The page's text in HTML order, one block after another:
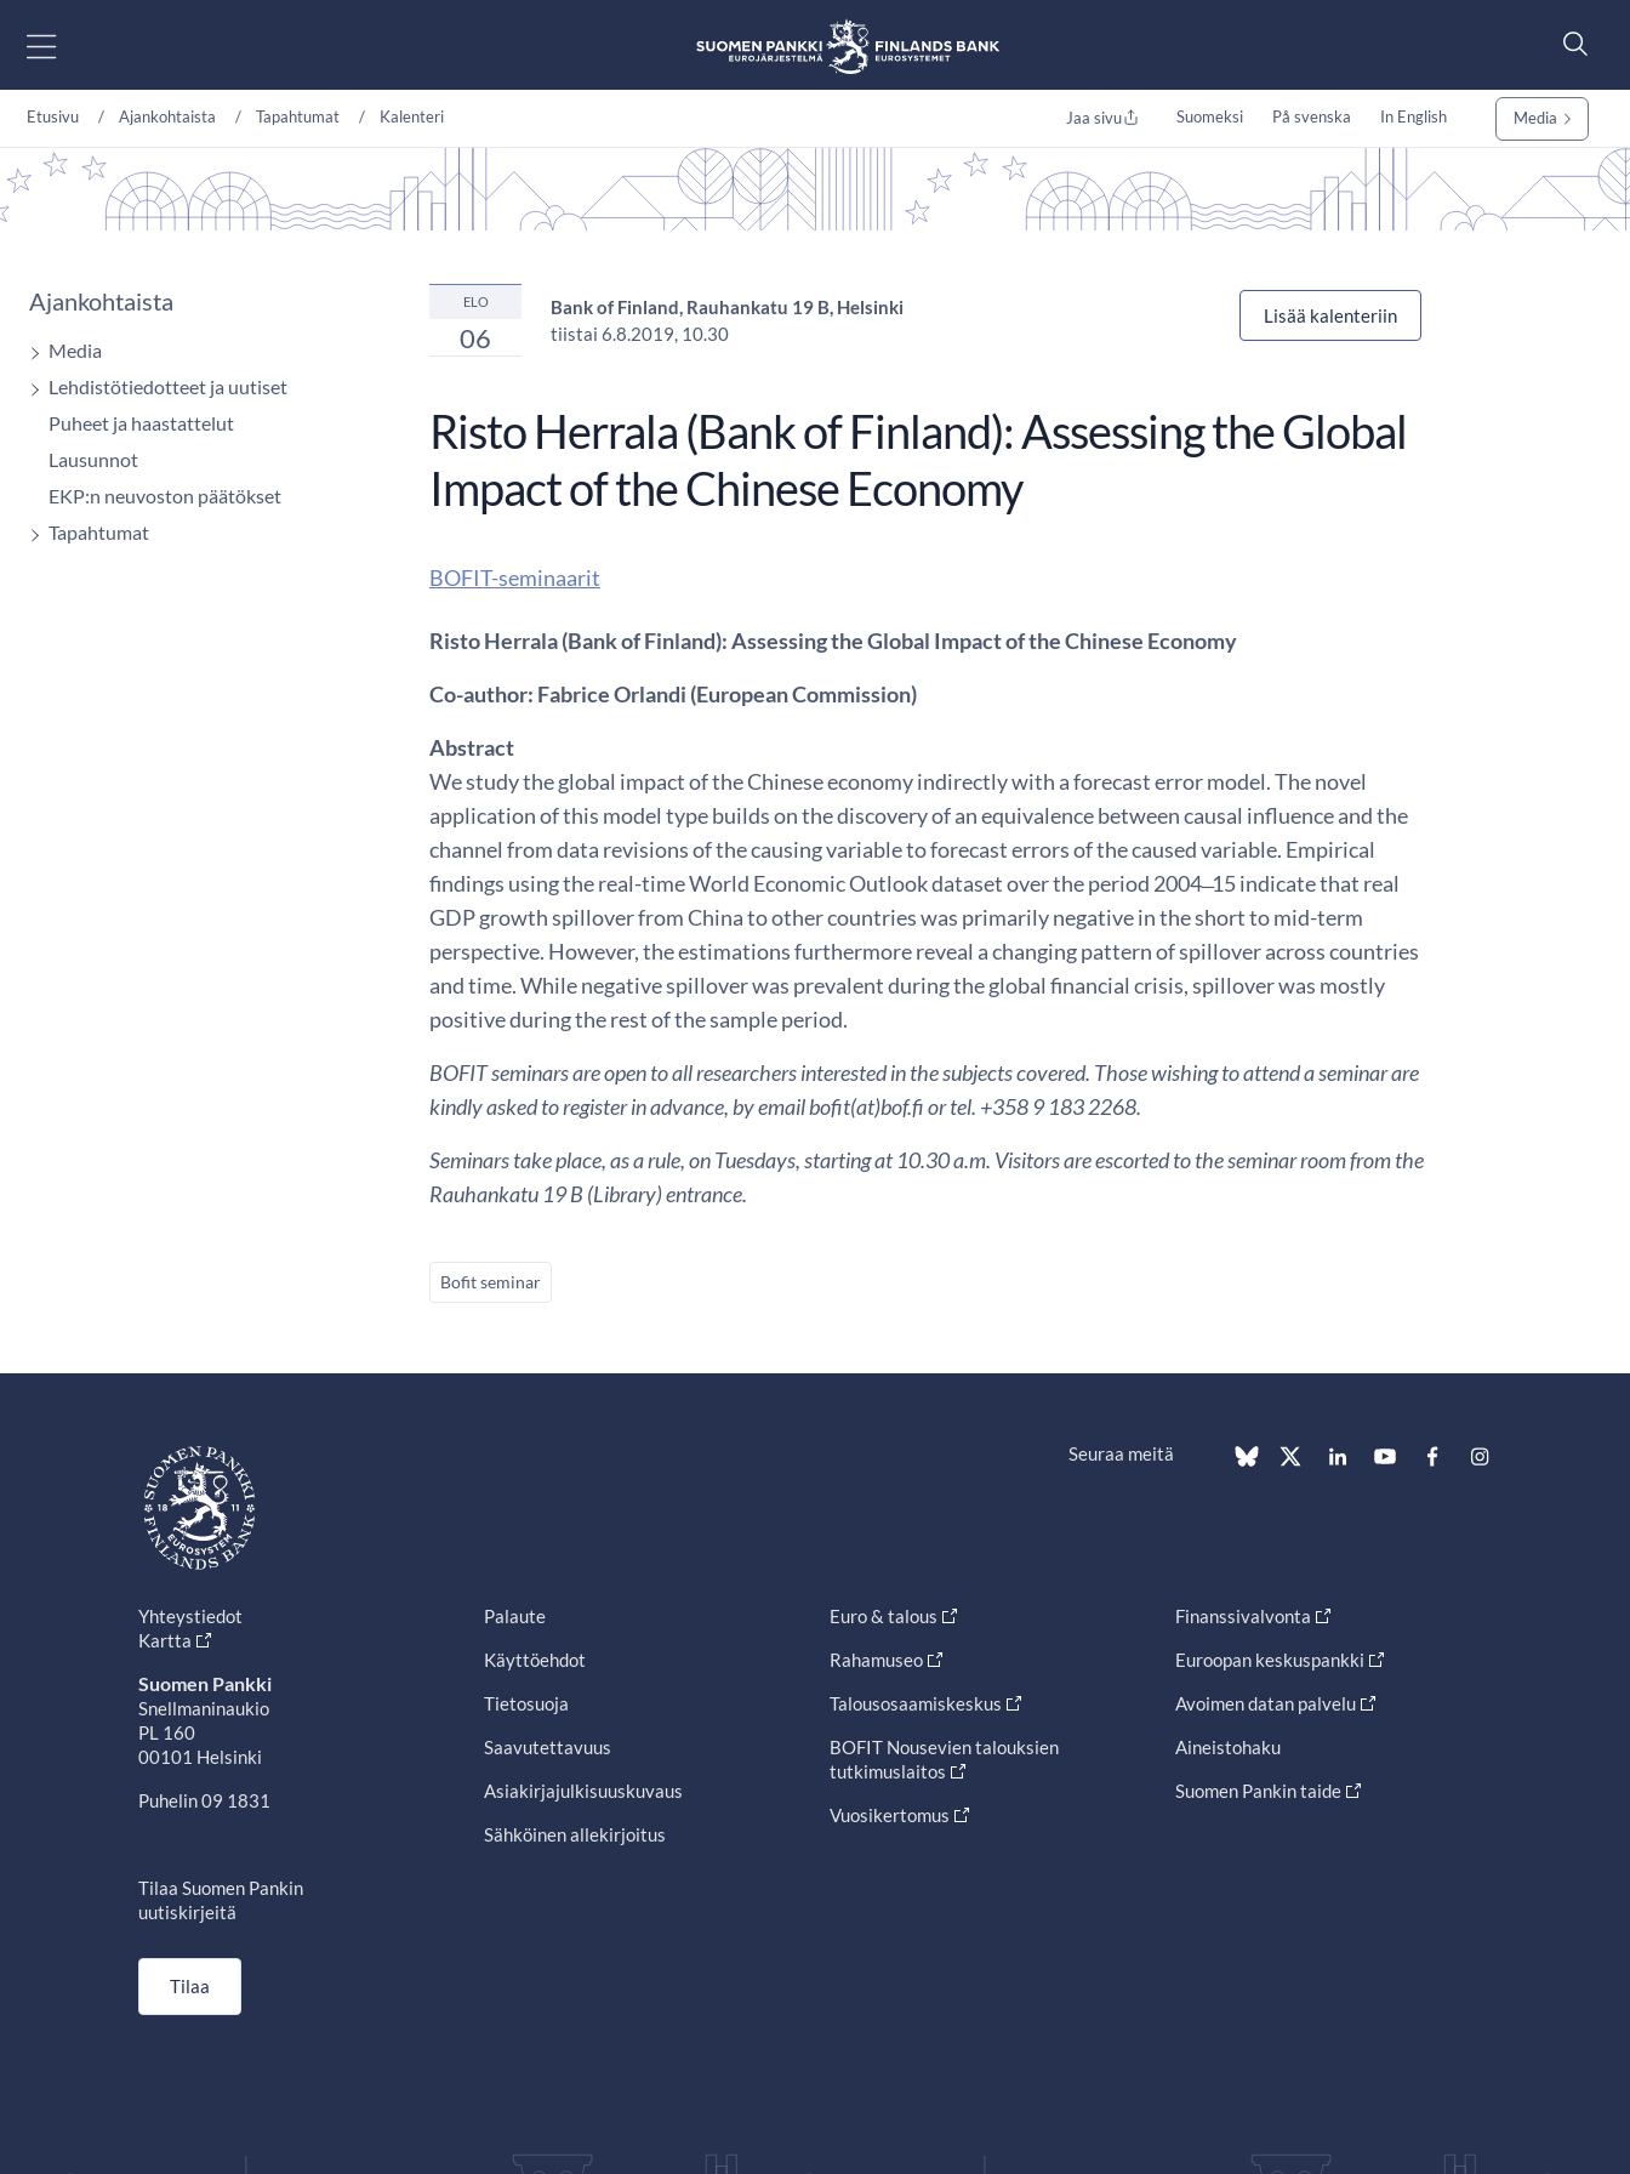
Etusivu Ajankohtaista Tapahtumat Kalenteri Jaa sivu Suomeksi På svenska In English Media
Ajankohtaista
Media
Lehdistötiedotteet ja uutiset
Puheet ja haastattelut
Lausunnot
EKP:n neuvoston päätökset
Tapahtumat
ELO
06
Bank of Finland, Rauhankatu 19 B, Helsinki
tiistai 6.8.2019, 10.30
Lisää kalenteriin
Risto Herrala (Bank of Finland): Assessing the Global
Impact of the Chinese Economy
BOFIT-seminaarit
Risto Herrala (Bank of Finland): Assessing the Global Impact of the Chinese Economy
Co-author: Fabrice Orlandi (European Commission)
Abstract
We study the global impact of the Chinese economy indirectly with a forecast error model. The novel
application of this model type builds on the discovery of an equivalence between causal influence and the
channel from data revisions of the causing variable to forecast errors of the caused variable. Empirical
findings using the real-time World Economic Outlook dataset over the period 2004 ̶ 15 indicate that real
GDP growth spillover from China to other countries was primarily negative in the short to mid-term
perspective. However, the estimations furthermore reveal a changing pattern of spillover across countries
and time. While negative spillover was prevalent during the global financial crisis, spillover was mostly
positive during the rest of the sample period.
BOFIT seminars are open to all researchers interested in the subjects covered. Those wishing to attend a seminar are
kindly asked to register in advance, by email bofit(at)bof.fi or tel. +358 9 183 2268.
Seminars take place, as a rule, on Tuesdays, starting at 10.30 a.m. Visitors are escorted to the seminar room from the
Rauhankatu 19 B (Library) entrance.
Bofit seminar
Seuraa meitä
Yhteystiedot
Kartta
Suomen Pankki
Snellmaninaukio
PL 160
00101 Helsinki
Puhelin 09 1831
Tilaa Suomen Pankin
uutiskirjeitä
Tilaa
Palaute
Käyttöehdot
Tietosuoja
Saavutettavuus
Asiakirjajulkisuuskuvaus
Sähköinen allekirjoitus
Euro & talous
Rahamuseo
Talousosaamiskeskus
BOFIT Nousevien talouksien
tutkimuslaitos
Vuosikertomus
Finanssivalvonta
Euroopan keskuspankki
Avoimen datan palvelu
Aineistohaku
Suomen Pankin taide